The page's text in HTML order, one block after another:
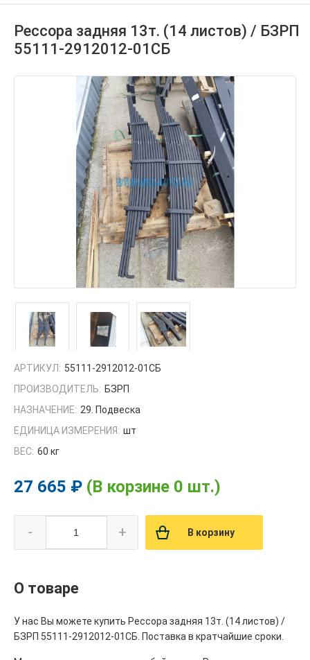
Рессора задняя 13т. (14 листов) / БЗРП
55111-2912012-01СБ
АРТИКУЛ: 55111-2912012-01СБ
ПРОИЗВОДИТЕЛЬ: БЗРП
НАЗНАЧЕНИЕ: 29. Подвеска
ЕДИНИЦА ИЗМЕРЕНИЯ: шт
ВЕС: 60 кг
27 665 ₽ (В корзине 0 шт.)
- + В корзину
О товаре
У нас Вы можете купить Рессора задняя 13т. (14 листов) /
БЗРП 55111-2912012-01СБ. Поставка в кратчайшие сроки.